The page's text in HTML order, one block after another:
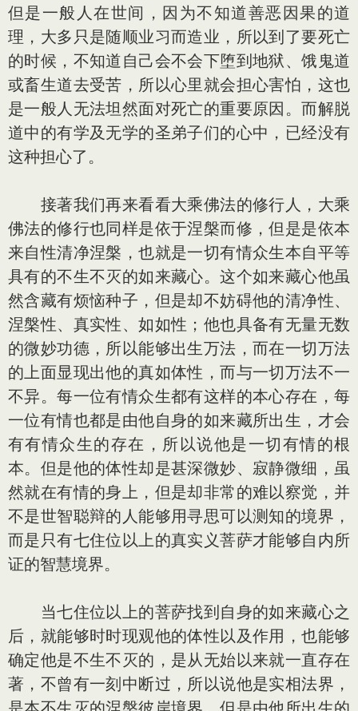
但是一般人在世间，因为不知道善恶因果的道
理，大多只是随顺业习而造业，所以到了要死亡
的时候，不知道自己会不会下堕到地狱、饿鬼道
或畜生道去受苦，所以心里就会担心害怕，这也
是一般人无法坦然面对死亡的重要原因。而解脱
道中的有学及无学的圣弟子们的心中，已经没有
这种担心了。
接著我们再来看看大乘佛法的修行人，大乘
佛法的修行也同样是依于涅槃而修，但是是依本
来自性清净涅槃，也就是一切有情众生本自平等
具有的不生不灭的如来藏心。这个如来藏心他虽
然含藏有烦恼种子，但是却不妨碍他的清净性、
涅槃性、真实性、如如性；他也具备有无量无数
的微妙功德，所以能够出生万法，而在一切万法
的上面显现出他的真如体性，而与一切万法不一
不异。每一位有情众生都有这样的本心存在，每
一位有情也都是由他自身的如来藏所出生，才会
有有情众生的存在，所以说他是一切有情的根
本。但是他的体性却是甚深微妙、寂静微细，虽
然就在有情的身上，但是却非常的难以察觉，并
不是世智聪辩的人能够用寻思可以测知的境界，
而是只有七住位以上的真实义菩萨才能够自内所
证的智慧境界。
当七住位以上的菩萨找到自身的如来藏心之
后，就能够时时现观他的体性以及作用，也能够
确定他是不生不灭的，是从无始以来就一直存在
著，不曾有一刻中断过，所以说他是实相法界，